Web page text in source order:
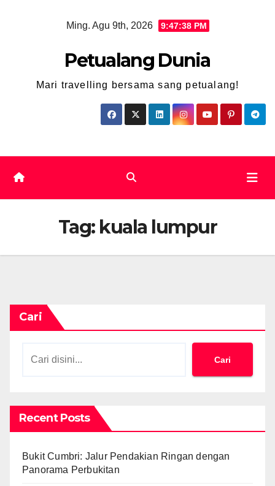
Ming. Agu 9th, 2026 9:47:39 PM
Petualang Dunia
Mari travelling bersama sang petualang!
Tag: kuala lumpur
Cari
Cari
Recent Posts
Bukit Cumbri: Jalur Pendakian Ringan dengan
Panorama Perbukitan